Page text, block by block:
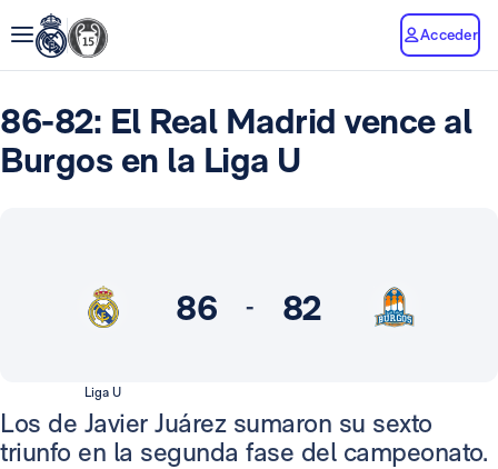
Acceder
86-82: El Real Madrid vence al
Burgos en la Liga U
86 - 82
Liga U
Los de Javier Juárez sumaron su sexto
triunfo en la segunda fase del campeonato.